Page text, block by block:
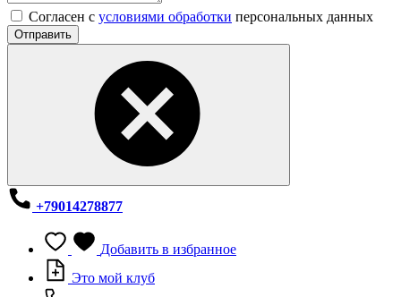
Согласен с условиями обработки персональных данных
Отправить
+79014278877
Добавить в избранное
Это мой клуб